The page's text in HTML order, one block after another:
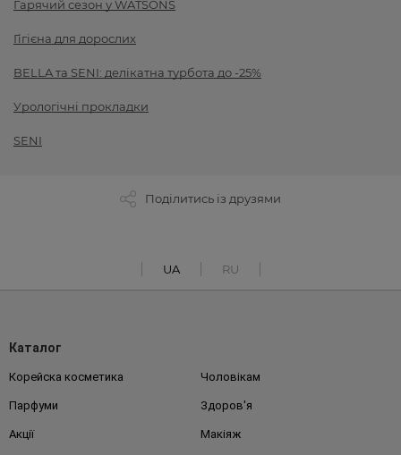
Гарячий сезон у WATSONS
Гігієна для дорослих
BELLA та SENI: делікатна турбота до -25%
Урологічні прокладки
SENI
Поділитись із друзями
UA RU
Каталог
Корейска косметика Чоловікам
Парфуми Здоров'я
Акції Макіяж